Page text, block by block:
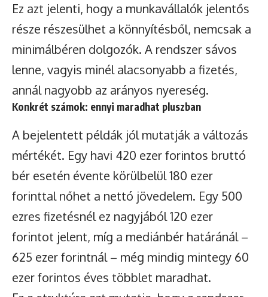
Ez azt jelenti, hogy a munkavállalók jelentős
része részesülhet a könnyítésből, nemcsak a
minimálbéren dolgozók. A rendszer sávos
lenne, vagyis minél alacsonyabb a fizetés,
annál nagyobb az arányos nyereség.
Konkrét számok: ennyi maradhat pluszban
A bejelentett példák jól mutatják a változás
mértékét. Egy havi 420 ezer forintos bruttó
bér esetén évente körülbelül 180 ezer
forinttal nőhet a nettó jövedelem. Egy 500
ezres fizetésnél ez nagyjából 120 ezer
forintot jelent, míg a mediánbér határánál –
625 ezer forintnál – még mindig mintegy 60
ezer forintos éves többlet maradhat.